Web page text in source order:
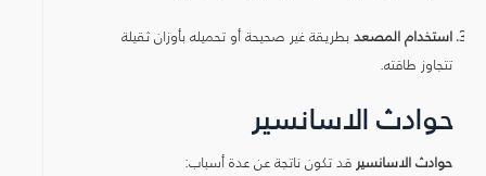
استخدام المصعدبطريقة غير صحيحة أو تحميله بأوزان ثقيلة
تتجاوز طاقته.
حوادث الاسانسير
حوادث الاسانسير قد تكون ناتجة عن عدة أسباب: